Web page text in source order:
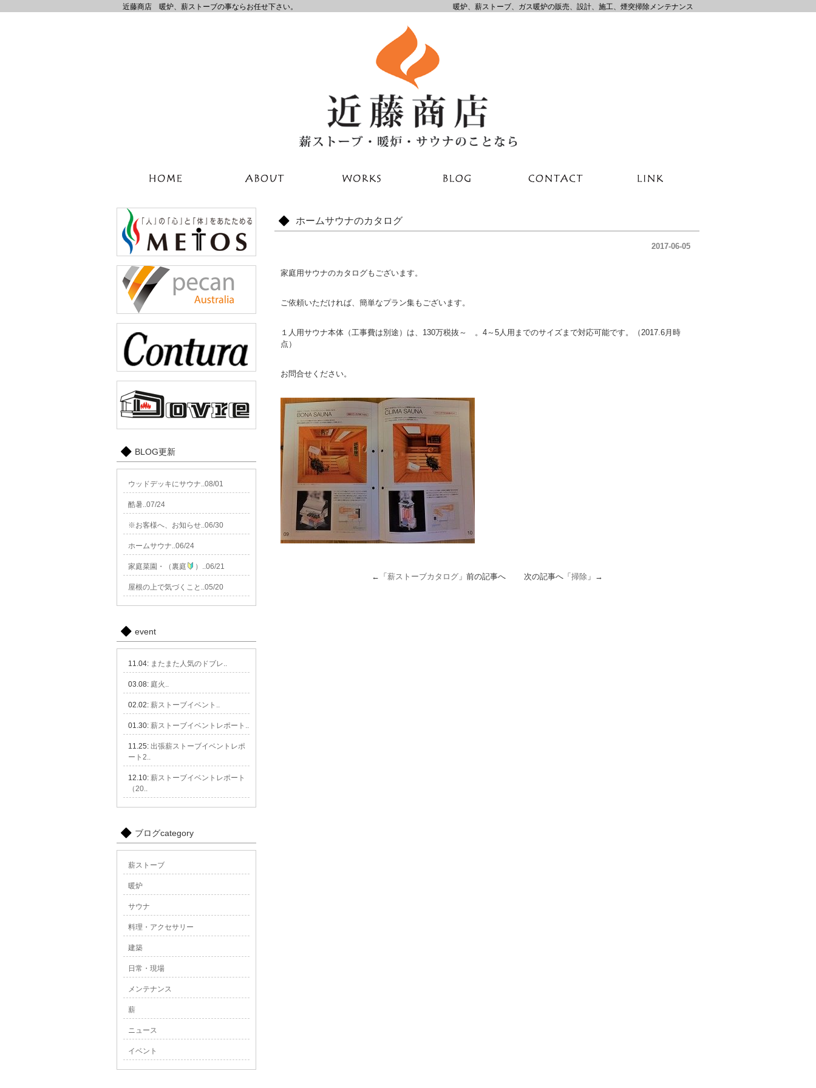
近藤商店 暖炉、薪ストーブの事ならお任せ下さい。 暖炉、薪ストーブ、ガス暖炉の販売、設計、施工、煙突掃除メンテナンス
ホームサウナのカタログ
2017-06-05
家庭用サウナのカタログもございます。
ご依頼いただければ、簡単なプラン集もございます。
１人用サウナ本体（工事費は別途）は、130万税抜～ 。4～5人用までのサイズまで対応可能です。（2017.6月時
点）
お問合せください。
←「 薪ストーブカタログ」前の記事へ 次の記事へ「 掃除」→
BLOG更新
ウッドデッキにサウナ..08/01
酷暑..07/24
※お客様へ、お知らせ..06/30
ホームサウナ..06/24
家庭菜園・（裏庭 ）..06/21
屋根の上で気づくこと..05/20
event
11.04: またまた人気のドブレ..
03.08: 庭火..
02.02: 薪ストーブイベント..
01.30: 薪ストーブイベントレポート..
11.25: 出張薪ストーブイベントレポ
ート2..
12.10: 薪ストーブイベントレポート
（20..
ブログcategory
薪ストーブ
暖炉
サウナ
料理・アクセサリー
建築
日常・現場
メンテナンス
薪
ニュース
イベント